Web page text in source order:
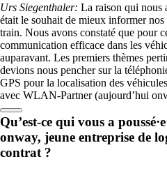
FR
Urs Siegenthaler: La raison qui nous
était le souhait de mieux informer nos
train. Nous avons constaté que pour
communication efficace dans les
auparavant. Les premiers thèmes
devions nous pencher sur la
GPS pour la localisation des
avec WLAN-Partner (aujourd’hui
Qu’est-ce qui vous a
onway, jeune entreprise de
contrat ?